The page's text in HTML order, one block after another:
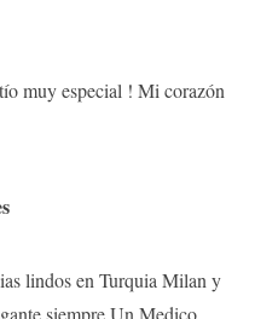
muy especial ! Mi corazón
lindos en Turquia Milan y
siempre Un Medico